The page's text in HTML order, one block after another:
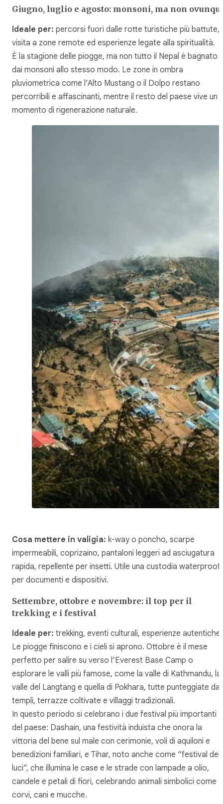
Giugno, luglio e agosto: monsoni, ma non
Ideale per: percorsi fuori dalle rotte turistiche più battute,
visita a zone remote ed esperienze legate alla spiritualità.
È la stagione delle piogge, ma non tutto il Nepal è bagnato
dai monsoni allo stesso modo. Le zone in ombra
pluviometrica come l’Alto Mustang o il Dolpo restano
percorribili e affascinanti, mentre il resto del paese vive un
momento di rigenerazione naturale.
Cosa mettere in valigia: k-way o poncho, scarpe
impermeabili, coprizaino, pantaloni leggeri ad asciugatura
rapida, repellente per insetti. Utile una custodia waterproof
per documenti e dispositivi.
Settembre, ottobre e novembre: il top per il
trekking e i festival
Ideale per: trekking, eventi culturali, esperienze autentiche.
Le piogge finiscono e i cieli si aprono. Ottobre è il mese
perfetto per salire su verso l’Everest Base Camp o
esplorare le valli più famose, come la valle di Kathmandu, la
valle del Langtang e quella di Pokhara, tutte punteggiate da
templi, terrazze coltivate e villaggi tradizionali.
In questo periodo si celebrano i due festival più importanti
del paese: Dashain, una festività induista che onora la
vittoria del bene sul male con cerimonie, voli di aquiloni e
benedizioni familiari, e Tihar, noto anche come “festival
luci”, che illumina le case e le strade con lampade a olio,
candele e petali di fiori, celebrando animali simbolici come
corvi, cani e mucche.